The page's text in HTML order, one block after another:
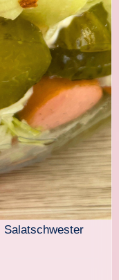
Salatschwester